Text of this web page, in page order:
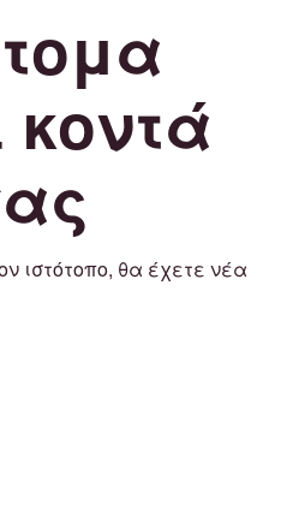
ιστότοπο, θα έχετε νέα